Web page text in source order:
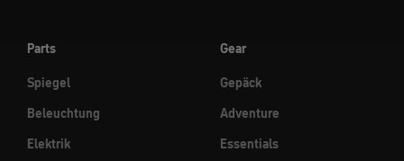
Parts
Spiegel
Beleuchtung
Elektrik
Gear
Gepäck
Adventure
Essentials